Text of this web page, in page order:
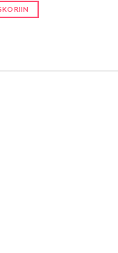
€.
on:
16,00 €.